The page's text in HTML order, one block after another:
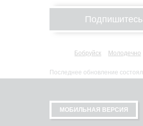
Подпишитесь
Бобруйск Молодечно
Последнее обновление
МОБИЛЬНАЯ ВЕРСИЯ